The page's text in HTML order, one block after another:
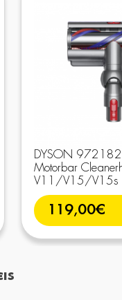
DYSON
Motorbar
V11/V15/V15s
119,00€